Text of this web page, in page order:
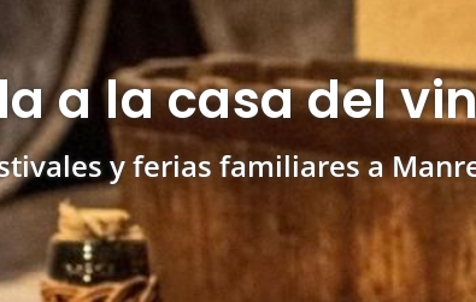
a la casa del
y ferias familiares a